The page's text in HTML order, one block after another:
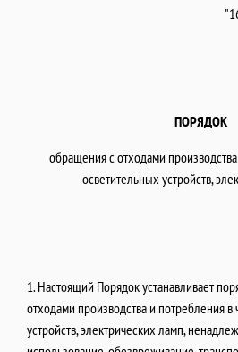
"16"марта
ПОРЯДОК
обращения с отходами
осветительных устройств,
1. Настоящий Порядок устанавливает
отходами производства и потребления в
устройств, электрических ламп,